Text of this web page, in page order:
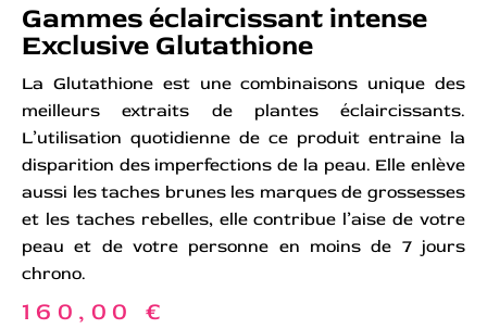
Gammes éclaircissant intense
Exclusive Glutathione
La Glutathione est une combinaisons unique des
meilleurs extraits de plantes éclaircissants.
L’utilisation quotidienne de ce produit entraine la
disparition des imperfections de la peau. Elle enlève
aussi les taches brunes les marques de grossesses
et les taches rebelles, elle contribue l’aise de votre
peau et de votre personne en moins de 7 jours
chrono.
160,00 €